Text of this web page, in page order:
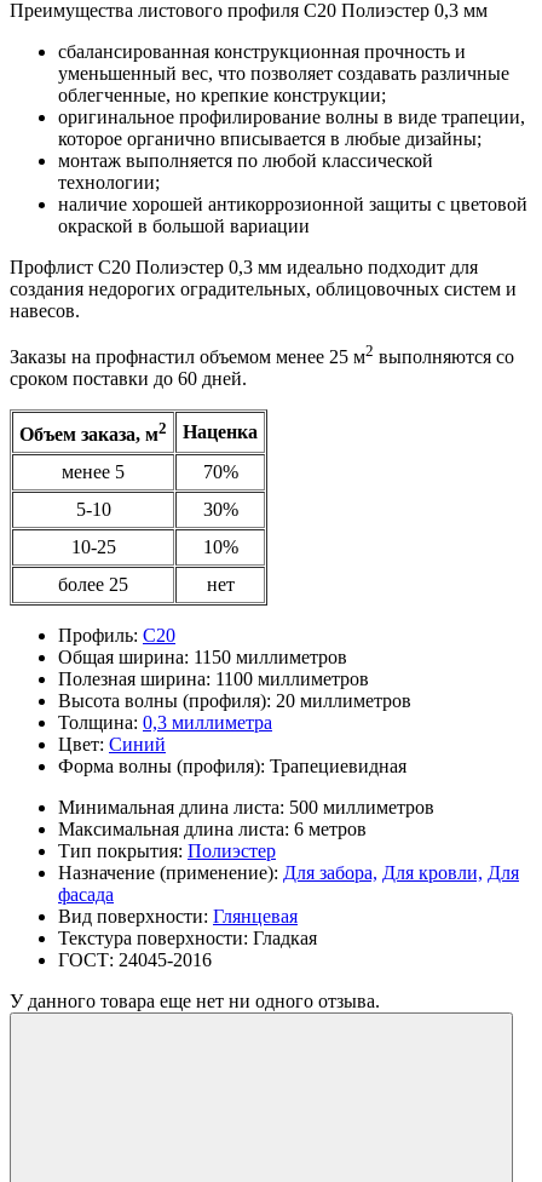
Преимущества листового профиля С20 Полиэстер 0,3 мм
сбалансированная конструкционная прочность и
уменьшенный вес, что позволяет создавать различные
облегченные, но крепкие конструкции;
оригинальное профилирование волны в виде трапеции,
которое органично вписывается в любые дизайны;
монтаж выполняется по любой классической
технологии;
наличие хорошей антикоррозионной защиты с цветовой
окраской в большой вариации
Профлист С20 Полиэстер 0,3 мм идеально подходит для
создания недорогих оградительных, облицовочных систем и
навесов.
Заказы на профнастил объемом менее 25 м2 выполняются со
сроком поставки до 60 дней.
Объем заказа, м2
Наценка
менее 5
70%
5-10
30%
10-25
10%
более 25
нет
Профиль: С20
Общая ширина: 1150 миллиметров
Полезная ширина: 1100 миллиметров
Высота волны (профиля): 20 миллиметров
Толщина: 0,3 миллиметра
Цвет: Синий
Форма волны (профиля): Трапециевидная
Минимальная длина листа: 500 миллиметров
Максимальная длина листа: 6 метров
Тип покрытия: Полиэстер
Назначение (применение): Для забора, Для кровли, Для
фасада
Вид поверхности: Глянцевая
Текстура поверхности: Гладкая
ГОСТ: 24045-2016
У данного товара еще нет ни одного отзыва.